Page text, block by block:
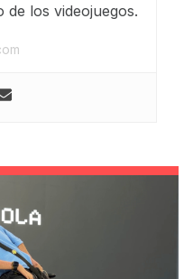
los videojuegos.